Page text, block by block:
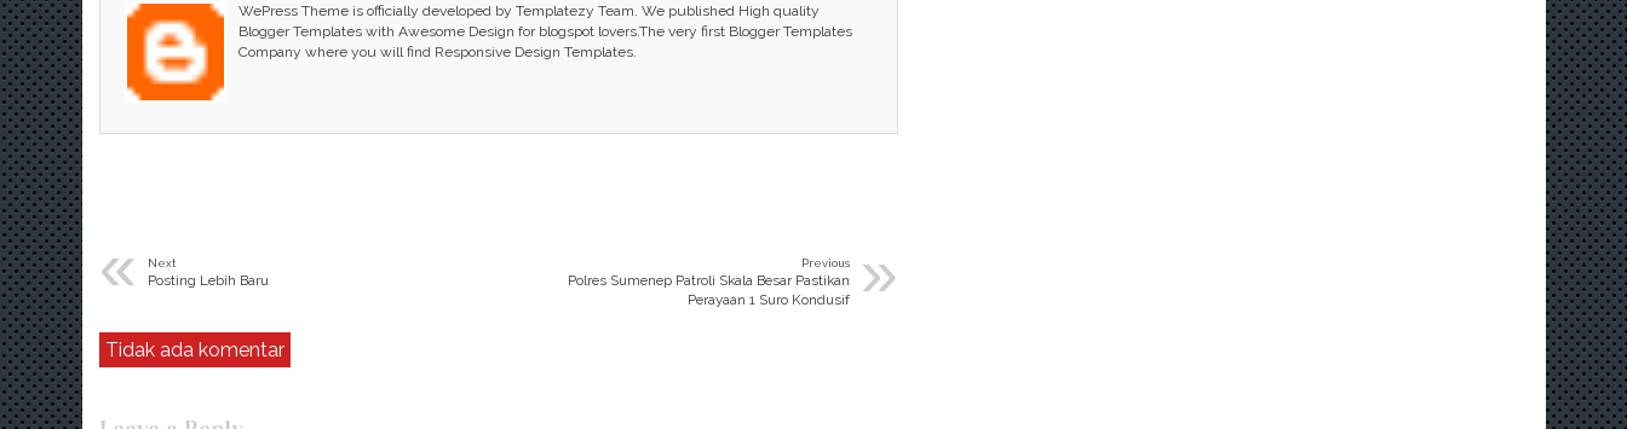
WePress Theme is officially developed by Templatezy Team. We published High quality
Blogger Templates with Awesome Design for blogspot lovers.The very first Blogger Templates
Company where you will find Responsive Design Templates.
« Next
Posting Lebih Baru »
Previous
Polres Sumenep Patroli Skala Besar Pastikan
Perayaan 1 Suro Kondusif
Tidak ada komentar